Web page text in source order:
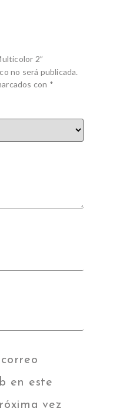
2”
no será publicada.
con *
en este
vez